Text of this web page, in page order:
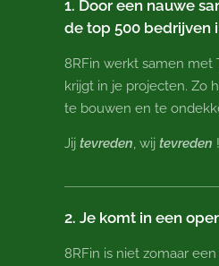
1. Door een nauwe
de top 500 bedrijven
8RFin werkt samen met
krijgt in je projecten. Zo
te bouwen en te
Jij tevreden, wij tevreden !
2. Je komt in een
8RFin is niet zomaar